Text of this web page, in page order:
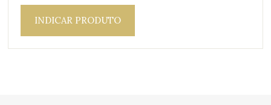
INDICAR PRODUTO